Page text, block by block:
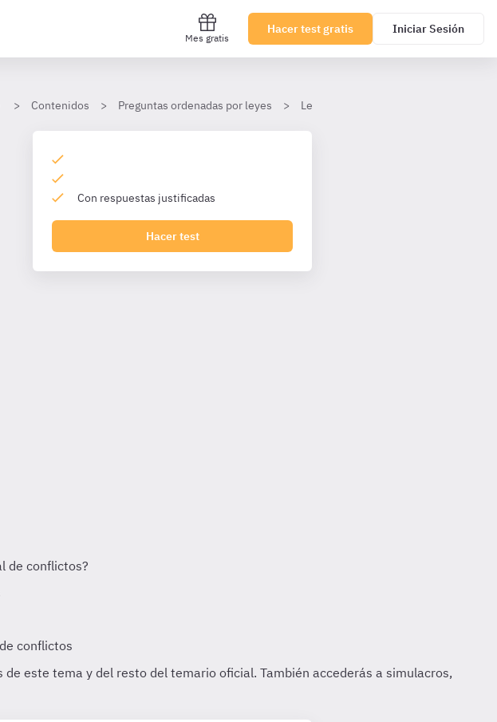
Mes gratis
Hacer test gratis Iniciar Sesión
Contenidos Preguntas ordenadas por leyes Ley 5/2023, de 7 de junio, de la
Con respuestas justificadas
Hacer test